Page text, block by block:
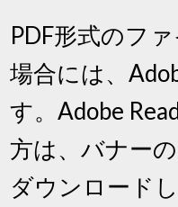
PDF形式のフ
場合には、
す。Adobe
方は、バナー
ダウンロード